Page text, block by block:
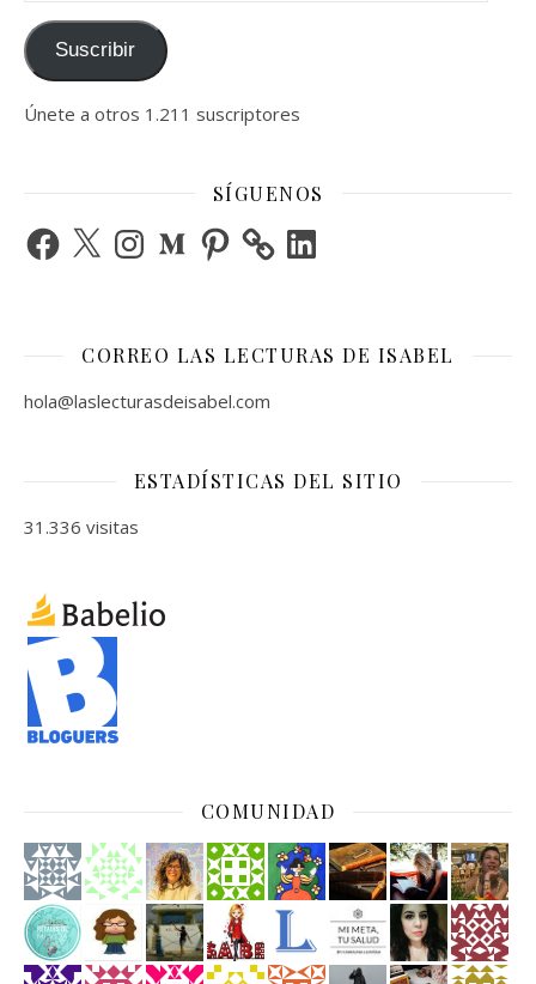
Suscribir
Únete a otros 1.211 suscriptores
SÍGUENOS
Facebook
X InstagramMediumPinterest LinkedIn
CORREO LAS LECTURAS DE ISABEL
hola@laslecturasdeisabel.com
ESTADÍSTICAS DEL SITIO
31.336 visitas
COMUNIDAD